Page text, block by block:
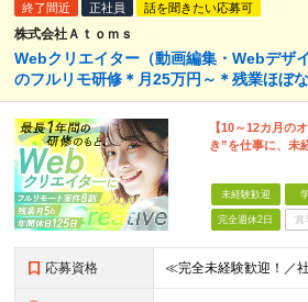
終了間近 正社員 話を聞きたい応募可
株式会社Ａｔｏｍｓ
Webクリエイター（動画編集・Webデザ
のフルリモ研修＊月25万円～＊残業ほぼ
【10～12カ月の
き”を仕事に、未
未経験歓迎
完全週休2日 賞
応募資格